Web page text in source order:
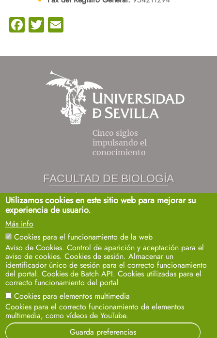
Facebook
Twitter
Cinco siglos
impulsando el
conocimiento
FACULTAD DE BIOLOGÍA
Avda. Reina Mercedes, s/n
Sevilla 41012.
Aviso legal Protección de datos
© 2024SIC - Universidad de Sevilla
Utilizamos cookies en este sitio web para mejorar su
experiencia de usuario.
Más info
Cookies para el funcionamiento de la web
Aviso de Cookies. Control de aparición y aceptación para el
aviso de cookies. Cookies de sesión. Almacenar un
identificador único de sesión para el correcto funcionamiento
del portal. Cookies de Batch API. Cookies utilizadas para el
correcto funcionamiento del portal
Cookies para elementos multimedia
Cookies para el correcto funcionamiento de elementos
multimedia, como vídeos de YouTube.
Guarda preferencias